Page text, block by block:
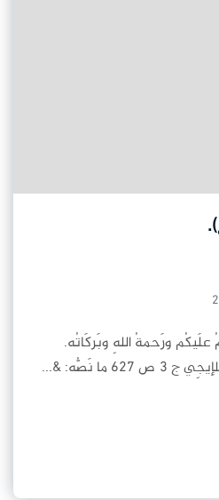
علَيكُم ورَحمةُ اللهِ وبَركَاتُه.
ما نَصُّه: &...